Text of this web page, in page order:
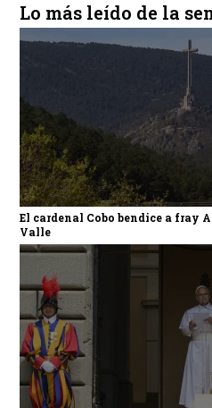
Lo más leído de la
El cardenal Cobo bendice a fray
Valle